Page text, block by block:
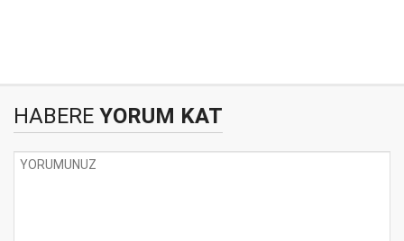
HABERE YORUM KAT